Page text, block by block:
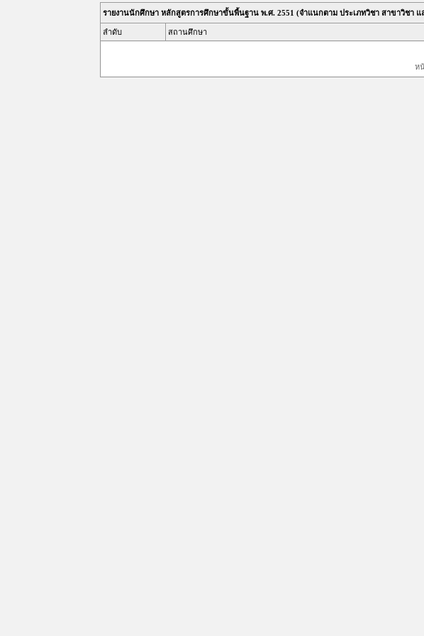
รายงานนักศึกษา หลักสูตรการศึกษาขั้นพื้นฐาน พ.ศ. 2551 (จำแนกตาม ประเภทวิชา สาขาวิชา
ลำดับ สถานศึกษา
ห